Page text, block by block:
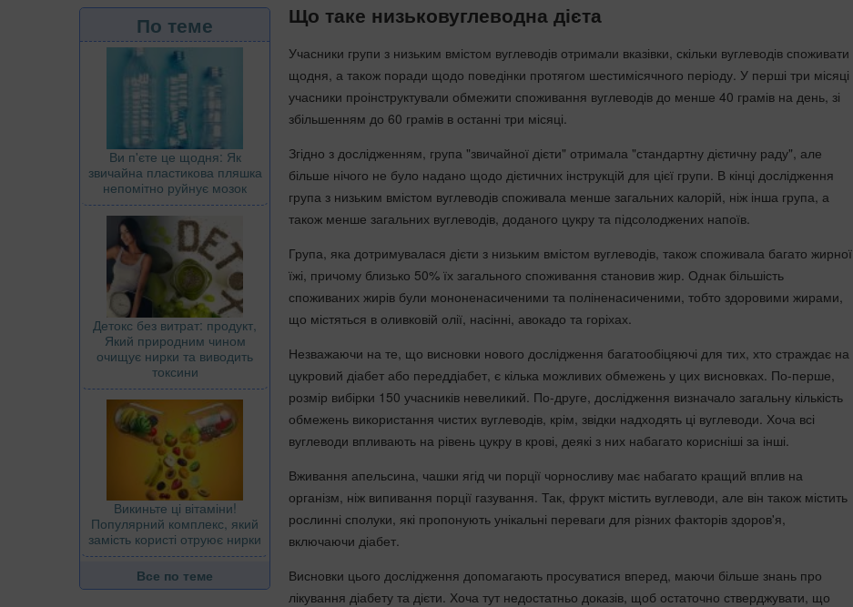
По теме
Ви п'єте це щодня: Як
звичайна пластикова пляшка
непомітно руйнує мозок
Детокс без витрат: продукт,
Який природним чином
очищує нирки та виводить
токсини
Викиньте ці вітаміни!
Популярний комплекс, який
замість користі отруює нирки
Все по теме
Що таке низьковуглеводна дієта
Учасники групи з низьким вмістом вуглеводів отримали вказівки, скільки вуглеводів споживати
щодня, а також поради щодо поведінки протягом шестимісячного періоду. У перші три місяці
учасники проінструктували обмежити споживання вуглеводів до менше 40 грамів на день, зі
збільшенням до 60 грамів в останні три місяці.
Згідно з дослідженням, група "звичайної дієти" отримала "стандартну дієтичну раду", але
більше нічого не було надано щодо дієтичних інструкцій для цієї групи. В кінці дослідження
група з низьким вмістом вуглеводів споживала менше загальних калорій, ніж інша група, а
також менше загальних вуглеводів, доданого цукру та підсолоджених напоїв.
Група, яка дотримувалася дієти з низьким вмістом вуглеводів, також споживала багато жирної
їжі, причому близько 50% їх загального споживання становив жир. Однак більшість
споживаних жирів були мононенасиченими та поліненасиченими, тобто здоровими жирами,
що містяться в оливковій олії, насінні, авокадо та горіхах.
Незважаючи на те, що висновки нового дослідження багатообіцяючі для тих, хто страждає на
цукровий діабет або переддіабет, є кілька можливих обмежень у цих висновках. По-перше,
розмір вибірки 150 учасників невеликий. По-друге, дослідження визначало загальну кількість
обмежень використання чистих вуглеводів, крім, звідки надходять ці вуглеводи. Хоча всі
вуглеводи впливають на рівень цукру в крові, деякі з них набагато корисніші за інші.
Вживання апельсина, чашки ягід чи порції чорносливу має набагато кращий вплив на
організм, ніж випивання порції газування. Так, фрукт містить вуглеводи, але він також містить
рослинні сполуки, які пропонують унікальні переваги для різних факторів здоров'я,
включаючи діабет.
Висновки цього дослідження допомагають просуватися вперед, маючи більше знань про
лікування діабету та дієти. Хоча тут недостатньо доказів, щоб остаточно стверджувати, що